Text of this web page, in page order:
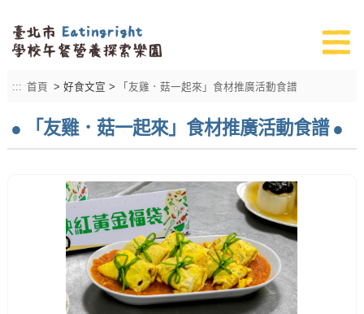
::: 首頁 > 好食文宣 > 「友雞．菇一起來」食材推廣活動食譜
「友雞．菇一起來」食材推廣活動食譜